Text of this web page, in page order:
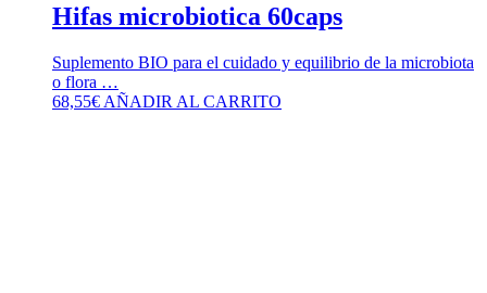
Hifas microbiotica 60caps
Suplemento BIO para el cuidado y equilibrio de la microbiota
o flora …
68,55€ AÑADIR AL CARRITO